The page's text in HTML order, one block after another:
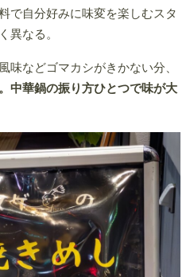
で自分好みに味変を楽しむスタ
異なる。
味などゴマカシがきかない分、
中華鍋の振り方ひとつで味が大